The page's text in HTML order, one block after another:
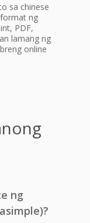
sa chinese
ng
PDF,
lamang ng
online
ng